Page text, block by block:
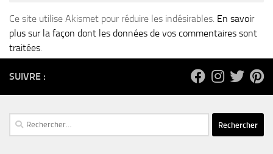
Ce site utilise Akismet pour réduire les indésirables. En savoir
plus sur la façon dont les données de vos commentaires sont
traitées.
SUIVRE :
Rechercher :